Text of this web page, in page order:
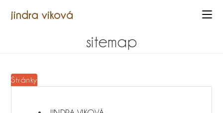
jindra viková
sitemap
Stránky